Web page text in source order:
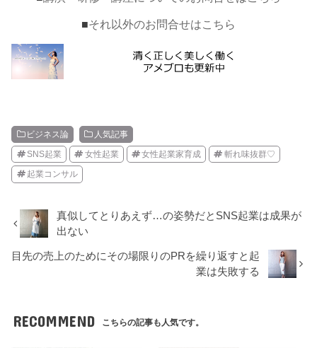
■それ以外のお問合せはこちら
ビジネス論 人気記事
SNS起業 女性起業 女性起業家育成 斬れ味抜群♡
起業コンサル
真似してとりあえず…の姿勢だとSNS起業は成果が
出ない
目先の売上のためにその場限りのPRを繰り返すと起
業は失敗する
RECOMMEND こちらの記事も人気です。